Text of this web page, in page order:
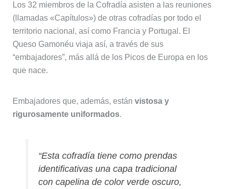
Los 32 miembros de la Cofradía asisten a las reuniones
(llamadas «Capítulos») de otras cofradías por todo el
territorio nacional, así como Francia y Portugal. El
Queso Gamonéu viaja así, a través de sus
“embajadores”, más allá de los Picos de Europa en los
que nace.
Embajadores que, además, están vistosa y
rigurosamente uniformados.
“Esta cofradía tiene como prendas
identificativas una capa tradicional
con capelina de color verde oscuro,